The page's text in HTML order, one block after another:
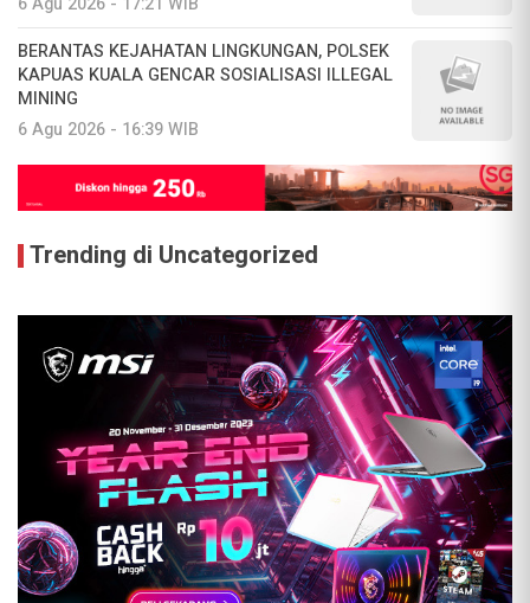
BERANTAS KEJAHATAN LINGKUNGAN, POLSEK
KAPUAS KUALA GENCAR SOSIALISASI ILLEGAL
MINING
6 Agu 2026 - 16:39 WIB
Trending di Uncategorized